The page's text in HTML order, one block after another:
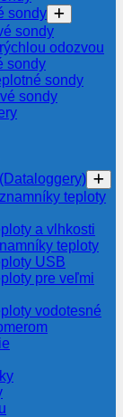
sondy
sondy
odozvou
sondy
sondy
sondy
teploty
a vlhkosti
teploty
USB
pre veľmi
vodotesné